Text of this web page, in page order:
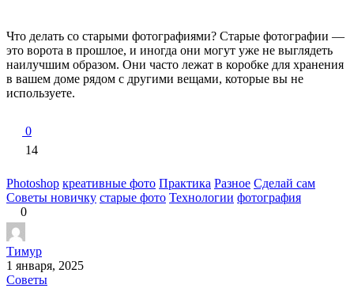
Что делать со старыми фотографиями? Старые фотографии —
это ворота в прошлое, и иногда они могут уже не выглядеть
наилучшим образом. Они часто лежат в коробке для хранения
в вашем доме рядом с другими вещами, которые вы не
используете.
0
14
Photoshop креативные фото Практика Разное Сделай сам
Советы новичку старые фото Технологии фотография
0
Тимур
1 января, 2025
Советы